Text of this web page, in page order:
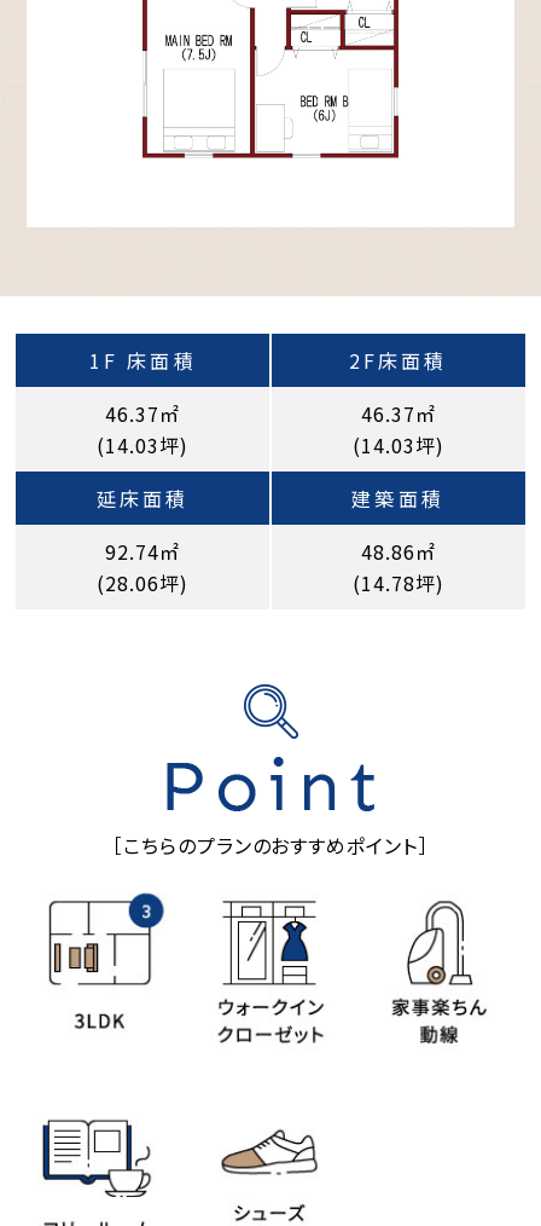
1F 床面積
46.37㎡
(14.03坪)​
2F床面積
46.37㎡
(14.03坪)​
延床面積
92.74㎡
(28.06坪)​
建築面積
48.86㎡
(14.78坪)​
［こちらのプランのおすすめポイント］